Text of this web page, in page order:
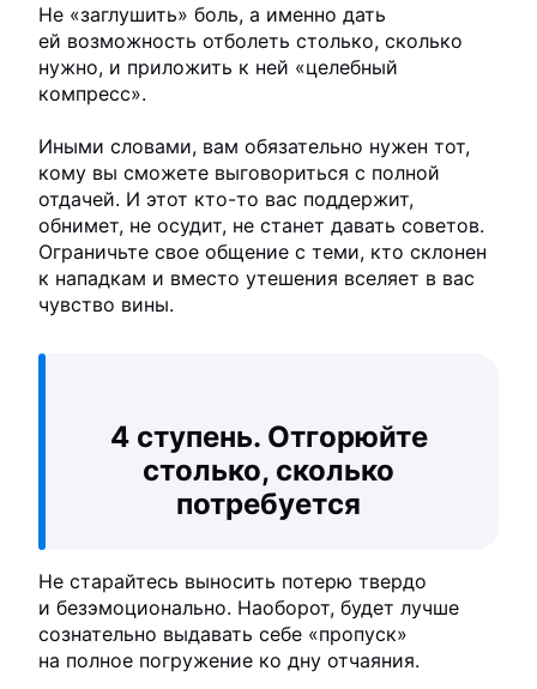
Не «заглушить» боль, а именно дать
ей возможность отболеть столько, сколько
нужно, и приложить к ней «целебный
компресс».
Иными словами, вам обязательно нужен тот,
кому вы сможете выговориться с полной
отдачей. И этот кто-то вас поддержит,
обнимет, не осудит, не станет давать советов.
Ограничьте свое общение с теми, кто склонен
к нападкам и вместо утешения вселяет в вас
чувство вины.
4 ступень. Отгорюйте
столько, сколько
потребуется
Не старайтесь выносить потерю твердо
и безэмоционально. Наоборот, будет лучше
сознательно выдавать себе «пропуск»
на полное погружение ко дну отчаяния.